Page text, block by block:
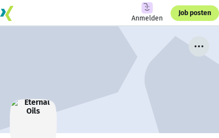
Anmelden
Job posten